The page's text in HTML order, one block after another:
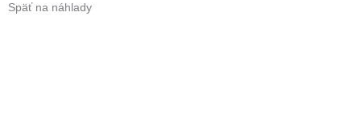
Späť na náhlady